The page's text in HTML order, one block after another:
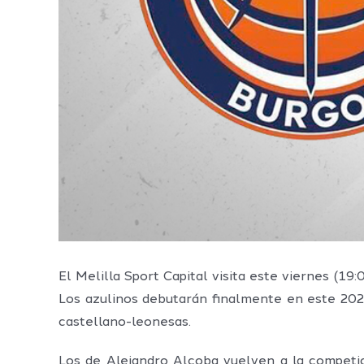
El Melilla Sport Capital visita este viernes
Los azulinos debutarán finalmente en este
castellano-leonesas.